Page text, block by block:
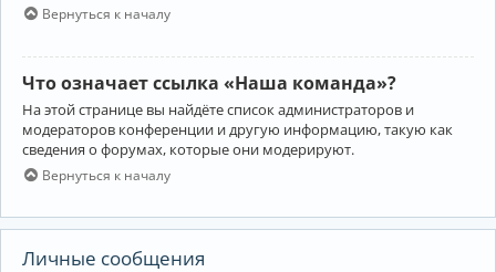
Вернуться к началу
Что означает ссылка «Наша команда»?
На этой странице вы найдёте список администраторов и
модераторов конференции и другую информацию, такую как
сведения о форумах, которые они модерируют.
Вернуться к началу
Личные сообщения